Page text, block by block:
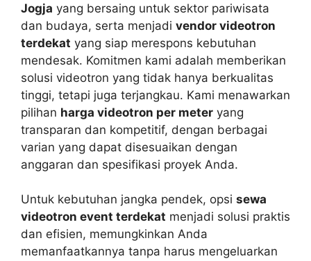
Jogja yang bersaing untuk sektor pariwisata
dan budaya, serta menjadi vendor videotron
terdekat yang siap merespons kebutuhan
mendesak. Komitmen kami adalah memberikan
solusi videotron yang tidak hanya berkualitas
tinggi, tetapi juga terjangkau. Kami menawarkan
pilihan harga videotron per meter yang
transparan dan kompetitif, dengan berbagai
varian yang dapat disesuaikan dengan
anggaran dan spesifikasi proyek Anda.
Untuk kebutuhan jangka pendek, opsi sewa
videotron event terdekat menjadi solusi praktis
dan efisien, memungkinkan Anda
memanfaatkannya tanpa harus mengeluarkan